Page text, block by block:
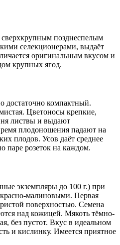
позднеспелым
селекционерами, выдаёт
оригинальным вкусом и
крупных ягод.
достаточно компактный.
Цветоносы крепкие,
листвы и выдают
плодоношения падают на
плодов. Усов даёт среднее
паре розеток на каждом.
экземпляры до 100 г.) при
красно-малиновыми. Первая
поверхностью. Семена
над кожицей. Мякоть тёмно-
без пустот. Вкус в идеальном
и кислинку. Имеется приятное